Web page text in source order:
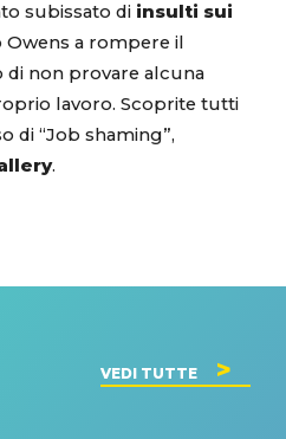
subissato di insulti sui
Owens a rompere il
di non provare alcuna
lavoro. Scoprite tutti
di “Job shaming”,
.
VEDI TUTTE